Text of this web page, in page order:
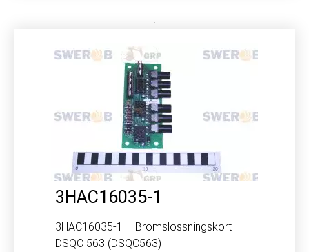
3HAC16035-1
3HAC16035-1 – Bromslossningskort
DSQC 563 (DSQC563)